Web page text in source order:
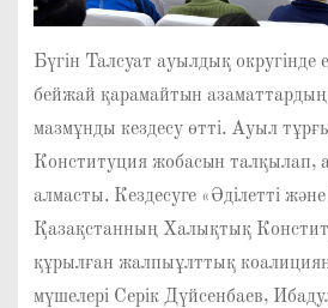
Бүгін Талсуат ауылдық округінде
бейжай қарамайтын
мазмұнды кездесу өтті. Ауыл
Конституция жобасын талқылап,
алмасты. Кездесуге «Әділетті
Қазақстанның Халықтық
құрылған жалпыұлттық
мүшелері Серік Дүйсенбаев,